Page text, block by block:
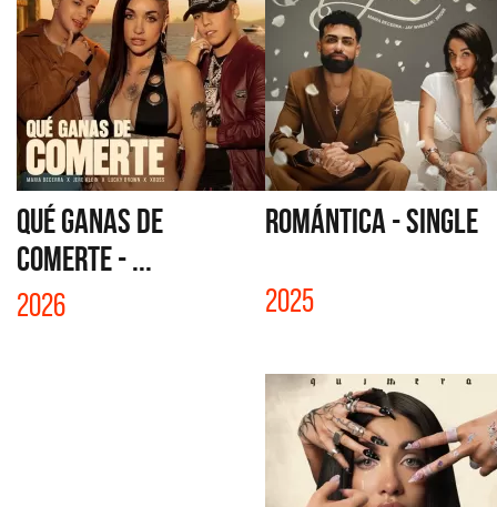
QUÉ GANAS DE
COMERTE - ...
2026
ROMÁNTICA - SINGLE
2025